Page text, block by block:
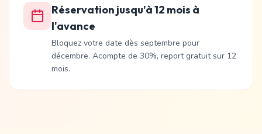
Réservation jusqu'à 12 mois à
l'avance
Bloquez votre date dès septembre pour
décembre. Acompte de 30%, report gratuit sur 12
mois.